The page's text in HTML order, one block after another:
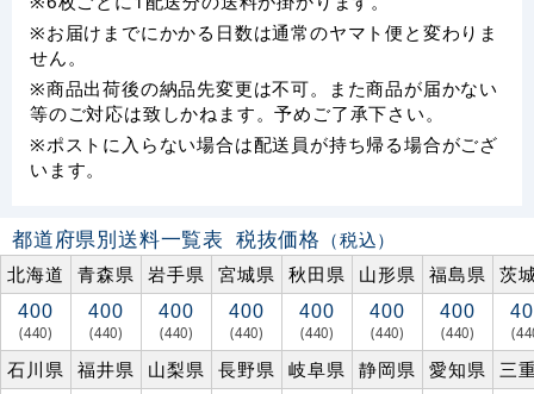
※お届けまでにかかる日数は通常のヤマト便と変わりま
せん。
※商品出荷後の納品先変更は不可。また商品が届かない
等のご対応は致しかねます。予めご了承下さい。
※ポストに入らない場合は配送員が持ち帰る場合がござ
います。
都道府県別送料一覧表 税抜価格 （税込）
北海道
青森県 岩手県 宮城県 秋田県 山形県 福島県 茨
400
(440)
400
(440)
400
(440)
400
(440)
400
(440)
400
(440)
400
(440)
石川県 福井県 山梨県 長野県 岐阜県 静岡県 愛知県 三